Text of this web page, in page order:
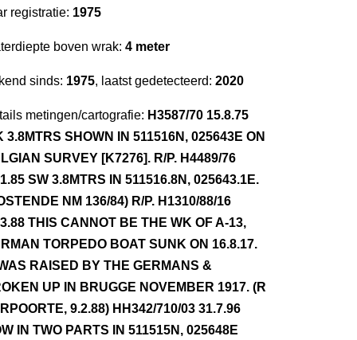
registratie: 1975
boven wrak: 4 meter
sinds: 1975, laatst gedetecteerd: 2020
metingen/cartografie: H3587/70 15.8.75
3.8MTRS SHOWN IN 511516N, 025643E ON
SURVEY [K7276]. R/P. H4489/76
SW 3.8MTRS IN 511516.8N, 025643.1E.
NM 136/84) R/P. H1310/88/16
THIS CANNOT BE THE WK OF A-13,
TORPEDO BOAT SUNK ON 16.8.17.
RAISED BY THE GERMANS &
UP IN BRUGGE NOVEMBER 1917. (R
9.2.88) HH342/710/03 31.7.96
IN TWO PARTS IN 511515N, 025648E